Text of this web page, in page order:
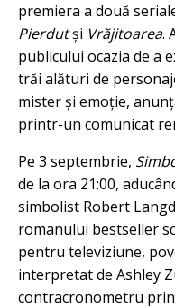
premiera a două
Pierdutși Vrăjitoarea.
publicului ocazia de a
trăi alături de
mister și emoție,
printr-un comunicat
Pe 3 septembrie,
de la ora 21:00,
simbolist Robert
romanului bestseller
pentru televiziune,
interpretat de Ashley
contracronometru prin